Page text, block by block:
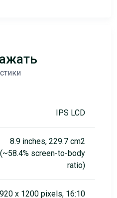
IPS LCD
8.9 inches, 229.7 cm2
(~58.4% screen-to-body
ratio)
x 1200 pixels, 16:10